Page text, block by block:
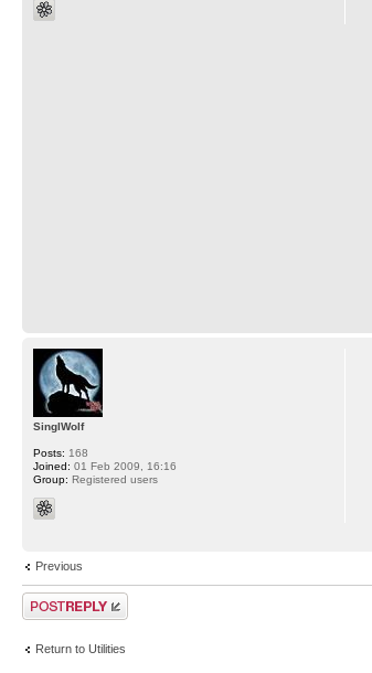
SinglWolf
Posts: 168
Joined: 01 Feb 2009, 16:16
Group: Registered users
Previous
Post a reply
Return to Utilities